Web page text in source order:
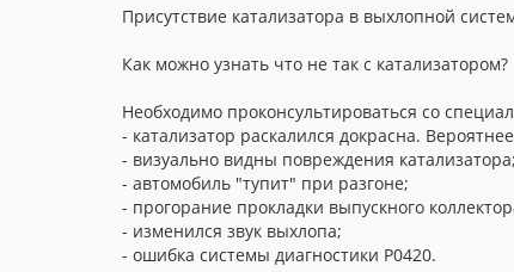
Присутствие катализатора в выхлопной
Как можно узнать что не так с катализатором?
Необходимо проконсультироваться со
- катализатор раскалился докрасна.
- визуально видны повреждения катализатора;
- автомобиль "тупит" при разгоне;
- прогорание прокладки выпускного
- изменился звук выхлопа;
- ошибка системы диагностики P0420.